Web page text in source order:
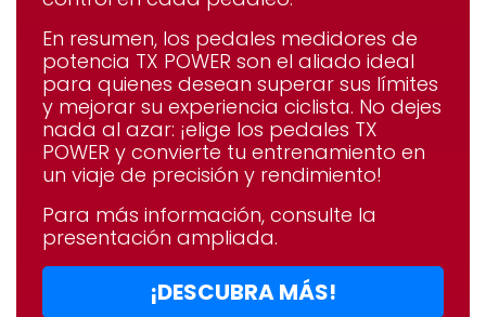
En resumen, los pedales medidores de
potencia TX POWER son el aliado ideal
para quienes desean superar sus límites
y mejorar su experiencia ciclista. No dejes
nada al azar: ¡elige los pedales TX
POWER y convierte tu entrenamiento en
un viaje de precisión y rendimiento!
Para más información, consulte la
presentación ampliada.
¡DESCUBRA MÁS!